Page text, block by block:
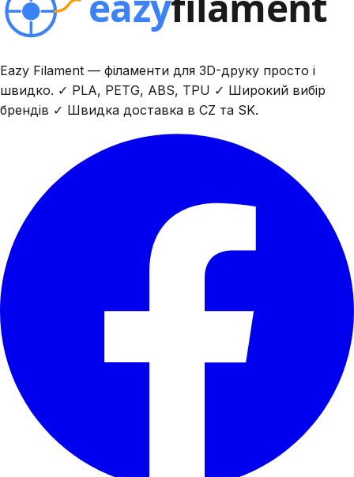
Eazy Filament — філаменти для 3D-друку просто і
швидко. ✓ PLA, PETG, ABS, TPU ✓ Широкий вибір
брендів ✓ Швидка доставка в CZ та SK.